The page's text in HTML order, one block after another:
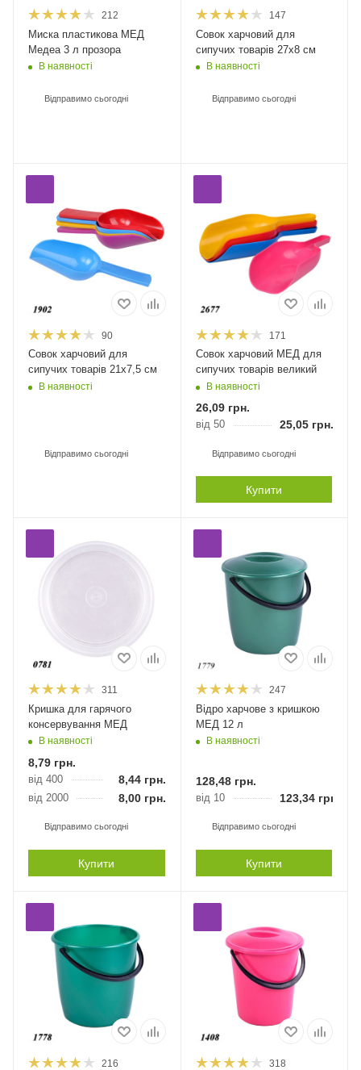
212
Миска пластикова МЕД
Медеа 3 л прозора
В наявності
Відправимо сьогодні
147
Совок харчовий для
сипучих товарів 27х8 см
В наявності
Відправимо сьогодні
90
Совок харчовий для
сипучих товарів 21х7,5 см
В наявності
Відправимо сьогодні
171
Совок харчовий МЕД для
сипучих товарів великий
В наявності
26,09грн.
від 50 25,05грн.
Відправимо сьогодні
Купити
311
Кришка для гарячого
консервування МЕД
В наявності
8,79 грн.
від 400 8,44грн.
від 2000 8,00грн.
Відправимо сьогодні
Купити
247
Відро харчове з кришкою
МЕД 12 л
В наявності
128,48грн.
від 10 123,34грн.
Відправимо сьогодні
Купити
216 318